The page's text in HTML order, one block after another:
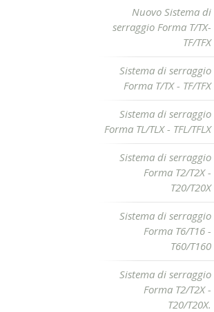
Nuovo Sistema di
serraggio Forma T/TX-
TF/TFX
Sistema di serraggio
Forma T/TX - TF/TFX
Sistema di serraggio
Forma TL/TLX - TFL/TFLX
Sistema di serraggio
Forma T2/T2X -
T20/T20X
Sistema di serraggio
Forma T6/T16 -
T60/T160
Sistema di serraggio
Forma T2/T2X -
T20/T20X.